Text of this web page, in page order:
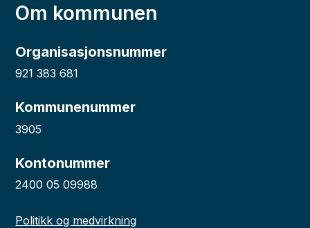
Om kommunen
Organisasjonsnummer
921 383 681
Kommunenummer
3905
Kontonummer
2400 05 09988
Politikk og medvirkning